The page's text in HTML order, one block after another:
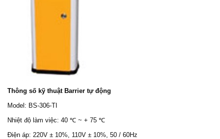
Thông số kỹ thuật Barrier tự động
Model: BS-306-TI
Nhiệt độ làm việc: 40 ℃ ~ + 75 ℃
Điện áp: 220V ± 10%, 110V ± 10%, 50 / 60Hz